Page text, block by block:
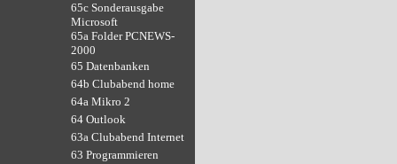
65c Sonderausgabe
Microsoft
65a Folder PCNEWS-
2000
65 Datenbanken
64b Clubabend home
64a Mikro 2
64 Outlook
63a Clubabend Internet
63 Programmieren